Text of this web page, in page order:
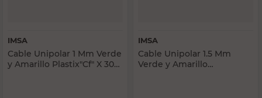
IMSA
Cable Unipolar 1 Mm Verde
y Amarillo Plastix"Cf" X 30
IMSA
Cable Unipolar 1.5 Mm
Verde y Amarillo